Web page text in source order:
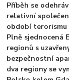
Příběh se
relativní
období terorismu
Plně sjednocená
regionů s
bezpečnostní
dva regiony se